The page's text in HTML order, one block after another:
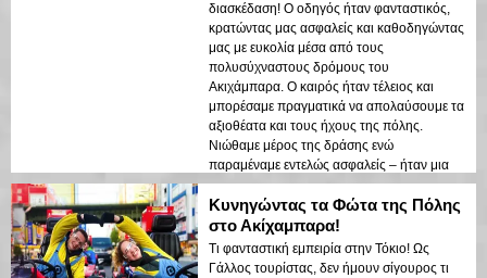
διασκέδαση! Ο οδηγός ήταν φανταστικός,
κρατώντας μας ασφαλείς και καθοδηγώντας
μας με ευκολία μέσα από τους
πολυσύχναστους δρόμους του
Ακιχάμπαρα. Ο καιρός ήταν τέλειος και
μπορέσαμε πραγματικά να απολαύσουμε τα
αξιοθέατα και τους ήχους της πόλης.
Νιώθαμε μέρος της δράσης ενώ
παραμέναμε εντελώς ασφαλείς – ήταν μια
αξέχαστη εμπειρία!
Κυνηγώντας τα Φώτα της Πόλης
στο Ακίχαμπαρα!
Τι φανταστική εμπειρία στην Τόκιο! Ως
Γάλλος τουρίστας, δεν ήμουν σίγουρος τι